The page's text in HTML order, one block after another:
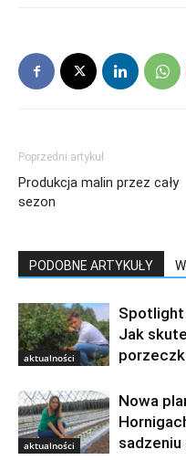
Poprzedni artykuł
Produkcja malin przez cały
sezon
PODOBNE ARTYKUŁY
aktualności
Spotlight
Jak
aktualności
Nowa
sadzeniu